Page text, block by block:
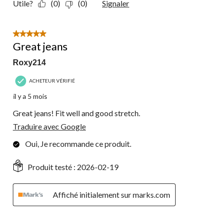
Utile? (0) (0) Signaler
5 étoile(s) sur 5.
Great jeans
Roxy214
ACHETEUR VÉRIFIÉ
il y a 5 mois
Great jeans! Fit well and good stretch.
Traduire avec Google
Oui, Je recommande ce produit.
Produit testé : 2026-02-19
Affiché initialement sur marks.com